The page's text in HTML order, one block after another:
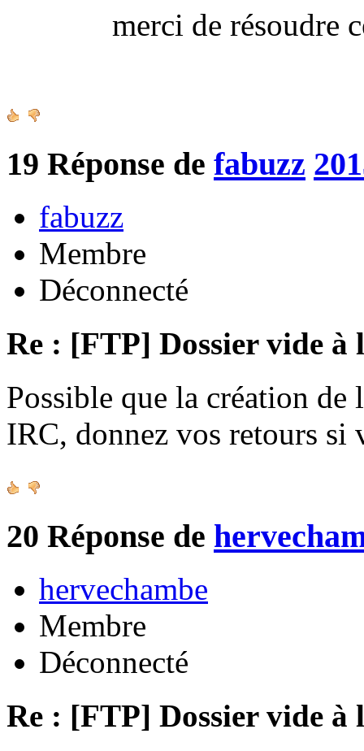
merci de résoudre ce
19 Réponse de fabuzz
fabuzz
Membre
Déconnecté
Re : [FTP] Dossier vide à
Possible que la création de
IRC, donnez vos retours si
20 Réponse de
hervechambe
Membre
Déconnecté
Re : [FTP] Dossier vide à